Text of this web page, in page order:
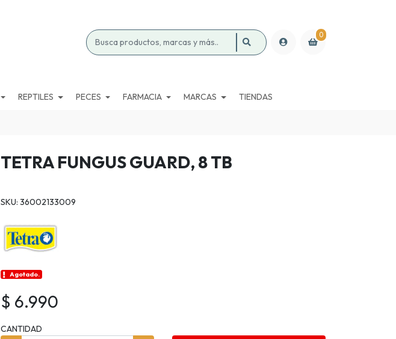
0
REPTILES PECES FARMACIA MARCAS TIENDAS
TETRA FUNGUS GUARD, 8 TB
SKU: 36002133009
Agotado.
$ 6.990
CANTIDAD